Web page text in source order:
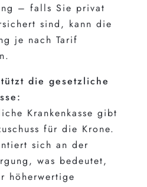
– falls Sie privat
sind, kann die
je nach Tarif
die gesetzliche
Krankenkasse gibt
für die Krone.
sich an der
was bedeutet,
höherwertige